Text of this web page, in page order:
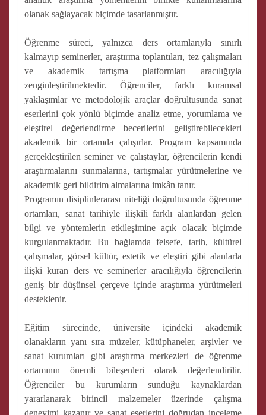
olanak sağlayacak biçimde tasarlanmıştır.
Öğrenme süreci, yalnızca ders ortamlarıyla sınırlı
kalmayıp seminerler, araştırma toplantıları, tez çalışmaları
ve akademik tartışma platformları aracılığıyla
zenginleştirilmektedir. Öğrenciler, farklı kuramsal
yaklaşımlar ve metodolojik araçlar doğrultusunda sanat
eserlerini çok yönlü biçimde analiz etme, yorumlama ve
eleştirel değerlendirme becerilerini geliştirebilecekleri
akademik bir ortamda çalışırlar. Program kapsamında
gerçekleştirilen seminer ve çalıştaylar, öğrencilerin kendi
araştırmalarını sunmalarına, tartışmalar yürütmelerine ve
akademik geri bildirim almalarına imkân tanır.
Programın disiplinlerarası niteliği doğrultusunda öğrenme
ortamları, sanat tarihiyle ilişkili farklı alanlardan gelen
bilgi ve yöntemlerin etkileşimine açık olacak biçimde
kurgulanmaktadır. Bu bağlamda felsefe, tarih, kültürel
çalışmalar, görsel kültür, estetik ve eleştiri gibi alanlarla
ilişki kuran ders ve seminerler aracılığıyla öğrencilerin
geniş bir düşünsel çerçeve içinde araştırma yürütmeleri
desteklenir.
Eğitim sürecinde, üniversite içindeki akademik
olanakların yanı sıra müzeler, kütüphaneler, arşivler ve
sanat kurumları gibi araştırma merkezleri de öğrenme
ortamının önemli bileşenleri olarak değerlendirilir.
Öğrenciler bu kurumların sunduğu kaynaklardan
yararlanarak birincil malzemeler üzerinde çalışma
deneyimi kazanır ve sanat eserlerini doğrudan inceleme